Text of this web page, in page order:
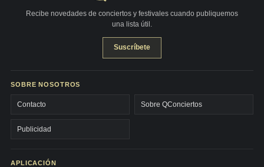
Recibe novedades de conciertos y festivales cuando publiquemos
una lista útil.
Suscríbete
SOBRE NOSOTROS
Contacto Sobre QConciertos
Publicidad
APLICACIÓN